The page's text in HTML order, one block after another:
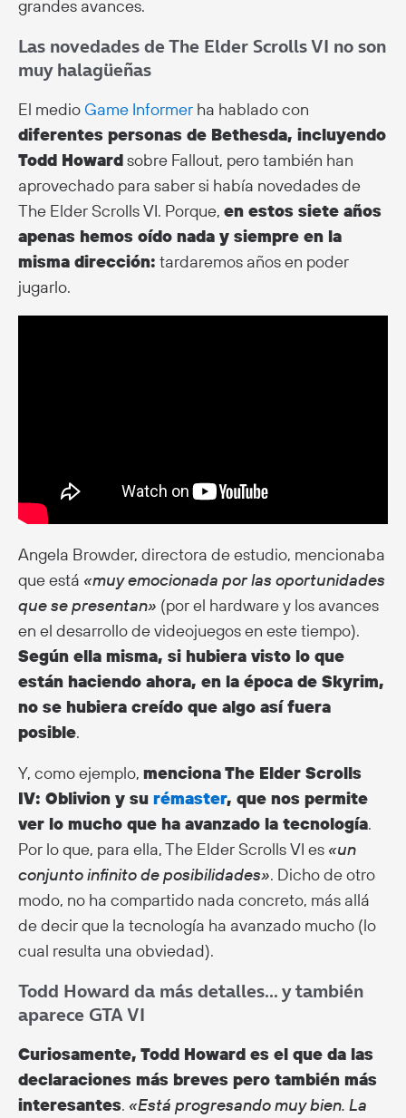
grandes avances.
Las novedades de The Elder Scrolls VI no son
muy halagüeñas
El medio Game Informer ha hablado con
diferentes personas de Bethesda, incluyendo
Todd Howardsobre Fallout, pero también han
aprovechado para saber si había novedades de
The Elder Scrolls VI. Porque, en estos siete años
apenas hemos oído nada y siempre en la
misma dirección: tardaremos años en poder
jugarlo.
Angela Browder, directora de estudio, mencionaba
que está «muy emocionada por las oportunidades
que se presentan» (por el hardware y los avances
en el desarrollo de videojuegos en este tiempo).
Según ella misma, si hubiera visto lo que
están haciendo ahora, en la época de Skyrim,
no se hubiera creído que algo así fuera
posible.
Y, como ejemplo, menciona The Elder Scrolls
IV: Oblivion y su rémaster, que nos permite
ver lo mucho que ha avanzado la tecnología.
Por lo que, para ella, The Elder Scrolls VI es «un
conjunto infinito de posibilidades». Dicho de otro
modo, no ha compartido nada concreto, más allá
de decir que la tecnología ha avanzado mucho (lo
cual resulta una obviedad).
Todd Howard da más detalles… y también
aparece GTA VI
Curiosamente, Todd Howard es el que da las
declaraciones más breves pero también más
interesantes. «Está progresando muy bien. La